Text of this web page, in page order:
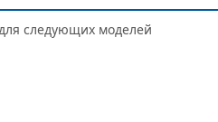
следующих моделей